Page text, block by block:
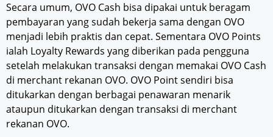
Secara umum, OVO Cash bisa dipakai untuk beragam
pembayaran yang sudah bekerja sama dengan OVO
menjadi lebih praktis dan cepat. Sementara OVO Points
ialah Loyalty Rewards yang diberikan pada pengguna
setelah melakukan transaksi dengan memakai OVO Cash
di merchant rekanan OVO. OVO Point sendiri bisa
ditukarkan dengan berbagai penawaran menarik
ataupun ditukarkan dengan transaksi di merchant
rekanan OVO.